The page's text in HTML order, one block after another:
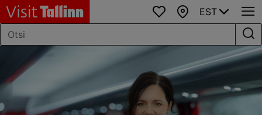
Lemmikud
Kaart
EST